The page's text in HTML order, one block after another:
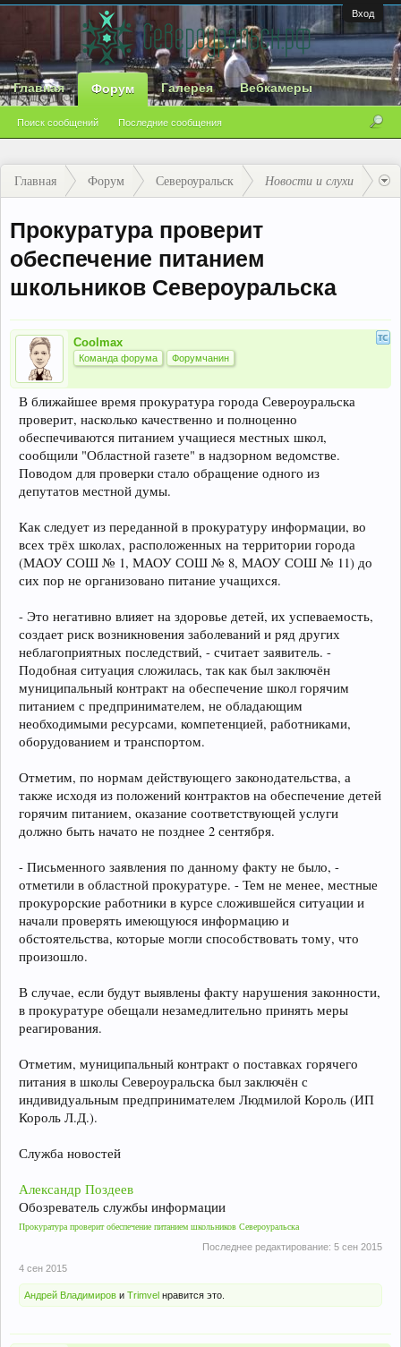
Вход
Главная Форум
Поиск сообщений Последние сообщения
Галерея Вебкамеры
Главная Форум Североуральск Новости и слухи
Прокуратура проверит
обеспечение питанием
школьников Североуральска
Coolmax
Команда форума Форумчанин
В ближайшее время прокуратура города Североуральска
проверит, насколько качественно и полноценно
обеспечиваются питанием учащиеся местных школ,
сообщили "Областной газете" в надзорном ведомстве.
Поводом для проверки стало обращение одного из
депутатов местной думы.
Как следует из переданной в прокуратуру информации, во
всех трёх школах, расположенных на территории города
(МАОУ СОШ № 1, МАОУ СОШ № 8, МАОУ СОШ № 11) до
сих пор не организовано питание учащихся.
- Это негативно влияет на здоровье детей, их успеваемость,
создает риск возникновения заболеваний и ряд других
неблагоприятных последствий, - считает заявитель. -
Подобная ситуация сложилась, так как был заключён
муниципальный контракт на обеспечение школ горячим
питанием с предпринимателем, не обладающим
необходимыми ресурсами, компетенцией, работниками,
оборудованием и транспортом.
Отметим, по нормам действующего законодательства, а
также исходя из положений контрактов на обеспечение детей
горячим питанием, оказание соответствующей услуги
должно быть начато не позднее 2 сентября.
- Письменного заявления по данному факту не было, -
отметили в областной прокуратуре. - Тем не менее, местные
прокурорские работники в курсе сложившейся ситуации и
начали проверять имеющуюся информацию и
обстоятельства, которые могли способствовать тому, что
произошло.
В случае, если будут выявлены факту нарушения законности,
в прокуратуре обещали незамедлительно принять меры
реагирования.
Отметим, муниципальный контракт о поставках горячего
питания в школы Североуральска был заключён с
индивидуальным предпринимателем Людмилой Король (ИП
Король Л.Д.).
Служба новостей
Александр Поздеев
Обозреватель службы информации
Прокуратура проверит обеспечение питанием школьников Североуральска
Последнее редактирование: 5 сен 2015
4 сен 2015
Андрей Владимиров и Trimvel нравится это.